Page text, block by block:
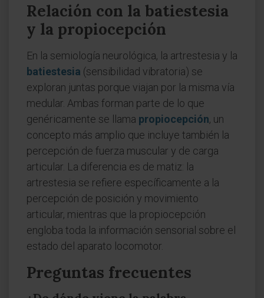
Relación con la batiestesia
y la propiocepción
En la semiología neurológica, la artrestesia y la
batiestesia (sensibilidad vibratoria) se
exploran juntas porque viajan por la misma vía
medular. Ambas forman parte de lo que
genéricamente se llama propiocepción, un
concepto más amplio que incluye también la
percepción de fuerza muscular y de carga
articular. La diferencia es de matiz: la
artrestesia se refiere específicamente a la
percepción de posición y movimiento
articular, mientras que la propiocepción
engloba toda la información sensorial sobre el
estado del aparato locomotor.
Preguntas frecuentes